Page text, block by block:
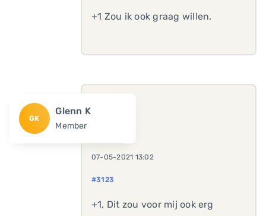
+1 Zou ik ook graag willen.
GK
Glenn K
Member
07-05-2021 13:02
#3123
+1, Dit zou voor mij ook erg